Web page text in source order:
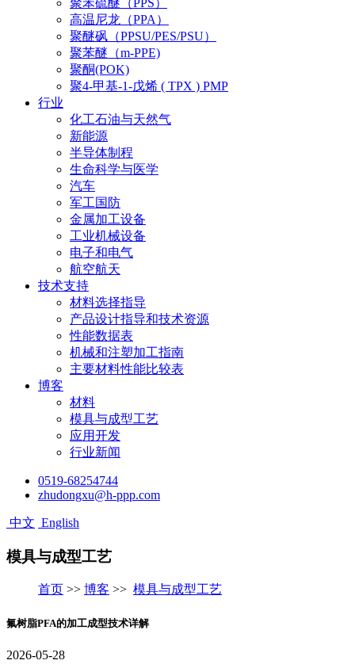
聚苯硫醚（PPS）
高温尼龙（PPA）
聚醚砜（PPSU/PES/PSU）
聚苯醚（m-PPE)
聚酮(POK)
聚4-甲基-1-戊烯 ( TPX ) PMP
行业
化工石油与天然气
新能源
半导体制程
生命科学与医学
汽车
军工国防
金属加工设备
工业机械设备
电子和电气
航空航天
技术支持
材料选择指导
产品设计指导和技术资源
性能数据表
机械和注塑加工指南
主要材料性能比较表
博客
材料
模具与成型工艺
应用开发
行业新闻
0519-68254744
zhudongxu@h-ppp.com
中文 English
模具与成型工艺
首页 >> 博客 >> 模具与成型工艺
氟树脂PFA的加工成型技术详解
2026-05-28